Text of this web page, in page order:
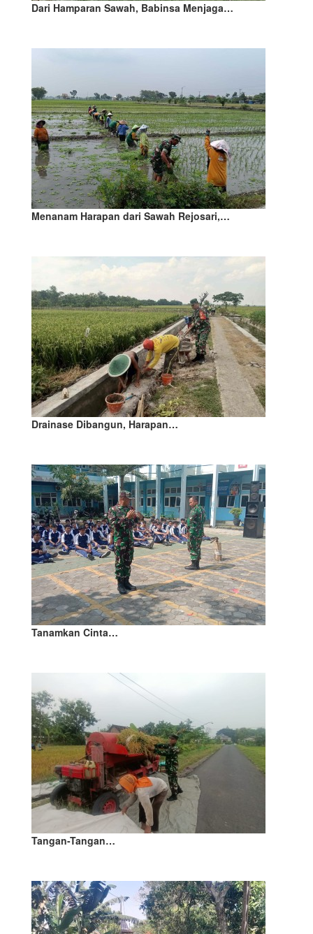
Dari Hamparan Sawah, Babinsa Menjaga…
Menanam Harapan dari Sawah Rejosari,…
Drainase Dibangun, Harapan…
Tanamkan Cinta…
Tangan-Tangan…